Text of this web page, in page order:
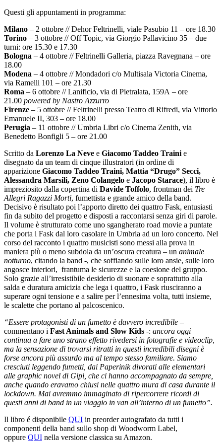
Questi gli appuntamenti in programma:
Milano – 2 ottobre // Dehor Feltrinelli, viale Pasubio 11 – ore 18.30
Torino – 3 ottobre // Off Topic, via Giorgio Pallavicino 35 – due
turni: ore 15.30 e 17.30
Bologna – 4 ottobre // Feltrinelli Galleria, piazza Ravegnana – ore
18.00
Modena – 4 ottobre // Mondadori c/o Multisala Victoria Cinema,
via Ramelli 101 – ore 21.30
Roma – 6 ottobre // Lanificio, via di Pietralata, 159A – ore
21.00 powered by Nastro Azzurro
Firenze – 5 ottobre // Feltrinelli presso Teatro di Rifredi, via Vittorio
Emanuele II, 303 – ore 18.00
Perugia – 11 ottobre // Umbria Libri c/o Cinema Zenith, via
Benedetto Bonfigli 5 – ore 21.00
Scritto da Lorenzo La Neve e Giacomo Taddeo Traini e
disegnato da un team di cinque illustratori (in ordine di
apparizione Giacomo Taddeo Traini, Mattia “Drugo” Secci,
Alessandra Marsili, Zeno Colangelo e Jacopo Starace), il libro è
impreziosito dalla copertina di Davide Toffolo, frontman dei Tre
Allegri Ragazzi Morti, fumettista e grande amico della band.
Decisivo è risultato poi l’apporto diretto dei quattro Fask, entusiasti
fin da subito del progetto e disposti a raccontarsi senza giri di parole.
Il volume è strutturato come uno sgangherato road movie a puntate
che porta i Fask dal loro casolare in Umbria ad un loro concerto. Nel
corso del racconto i quattro musicisti sono messi alla prova in
maniera più o meno subdola da un’oscura creatura – un animale
notturno, citando la band -, che soffiando sulle loro ansie, sulle loro
angosce interiori, frantuma le sicurezze e la coesione del gruppo.
Solo grazie all’irresistibile desiderio di suonare e soprattutto alla
salda e duratura amicizia che lega i quattro, i Fask riusciranno a
superare ogni tensione e a salire per l’ennesima volta, tutti insieme,
le scalette che portano al palcoscenico.
“Essere protagonisti di un fumetto è davvero incredibile –
commentano i Fast Animals and Slow Kids -: ancora oggi
continua a fare uno strano effetto rivedersi in fotografie e videoclip,
ma la sensazione di trovarsi ritratti in questi incredibili disegni è
forse ancora più assurdo ma al tempo stesso familiare. Siamo
cresciuti leggendo fumetti, dai Paperinik divorati alle elementari
alle graphic novel di Gipi , che ci hanno accompagnato da sempre,
anche quando eravamo chiusi nelle quattro mura di casa durante il
lockdown. Mai avremmo immaginato di ripercorrere ricordi di
questi anni di band in un viaggio in van all’interno di un fumetto”.
Il libro é disponibile QUI in preorder autografato da tutti i
componenti della band sullo shop di Woodworm Label,
oppure QUI nella versione classica su Amazon.